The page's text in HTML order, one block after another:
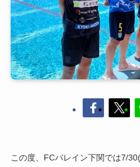
この度、FCバレイン下関では7/